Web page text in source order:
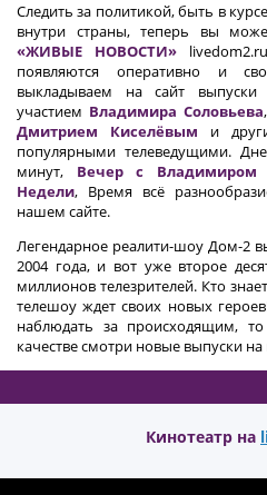
Следить за политикой, быть в
внутри страны, теперь вы
«ЖИВЫЕ НОВОСТИ»
появляются оперативно и
выкладываем на сайт
участием Владимира Соловьева
Дмитрием Киселёвым и
популярными телеведущими.
минут, Вечер с Владимиром
Недели, Время всё
нашем сайте.
Легендарное реалити-шоу Дом-2
2004 года, и вот уже второе
миллионов телезрителей. Кто
телешоу ждет своих новых
наблюдать за происходящим,
качестве смотри новые выпуски
Кинотеатр на